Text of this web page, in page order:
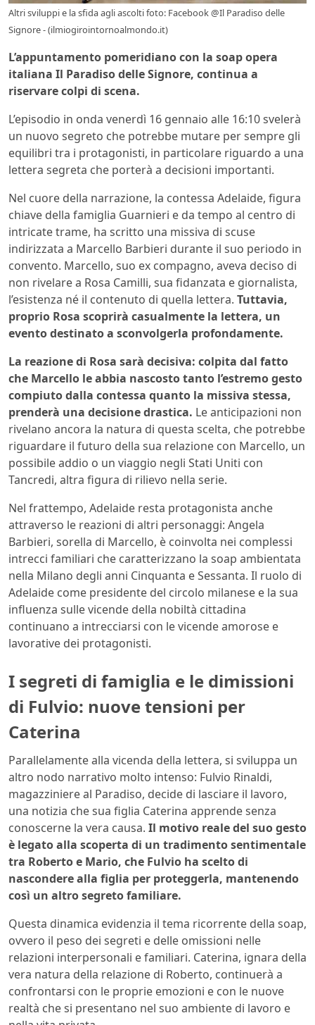
Altri sviluppi e la sfida agli ascolti foto: Facebook @Il Paradiso delle
Signore - (ilmiogirointornoalmondo.it)
L’appuntamento pomeridiano con la soap opera
italiana Il Paradiso delle Signore, continua a
riservare colpi di scena.
L’episodio in onda venerdì 16 gennaio alle 16:10 svelerà
un nuovo segreto che potrebbe mutare per sempre gli
equilibri tra i protagonisti, in particolare riguardo a una
lettera segreta che porterà a decisioni importanti.
Nel cuore della narrazione, la contessa Adelaide, figura
chiave della famiglia Guarnieri e da tempo al centro di
intricate trame, ha scritto una missiva di scuse
indirizzata a Marcello Barbieri durante il suo periodo in
convento. Marcello, suo ex compagno, aveva deciso di
non rivelare a Rosa Camilli, sua fidanzata e giornalista,
l’esistenza né il contenuto di quella lettera. Tuttavia,
proprio Rosa scoprirà casualmente la lettera, un
evento destinato a sconvolgerla profondamente.
La reazione di Rosa sarà decisiva: colpita dal fatto
che Marcello le abbia nascosto tanto l’estremo gesto
compiuto dalla contessa quanto la missiva stessa,
prenderà una decisione drastica. Le anticipazioni non
rivelano ancora la natura di questa scelta, che potrebbe
riguardare il futuro della sua relazione con Marcello, un
possibile addio o un viaggio negli Stati Uniti con
Tancredi, altra figura di rilievo nella serie.
Nel frattempo, Adelaide resta protagonista anche
attraverso le reazioni di altri personaggi: Angela
Barbieri, sorella di Marcello, è coinvolta nei complessi
intrecci familiari che caratterizzano la soap ambientata
nella Milano degli anni Cinquanta e Sessanta. Il ruolo di
Adelaide come presidente del circolo milanese e la sua
influenza sulle vicende della nobiltà cittadina
continuano a intrecciarsi con le vicende amorose e
lavorative dei protagonisti.
I segreti di famiglia e le dimissioni
di Fulvio: nuove tensioni per
Caterina
Parallelamente alla vicenda della lettera, si sviluppa un
altro nodo narrativo molto intenso: Fulvio Rinaldi,
magazziniere al Paradiso, decide di lasciare il lavoro,
una notizia che sua figlia Caterina apprende senza
conoscerne la vera causa. Il motivo reale del suo gesto
è legato alla scoperta di un tradimento sentimentale
tra Roberto e Mario, che Fulvio ha scelto di
nascondere alla figlia per proteggerla, mantenendo
così un altro segreto familiare.
Questa dinamica evidenzia il tema ricorrente della soap,
ovvero il peso dei segreti e delle omissioni nelle
relazioni interpersonali e familiari. Caterina, ignara della
vera natura della relazione di Roberto, continuerà a
confrontarsi con le proprie emozioni e con le nuove
realtà che si presentano nel suo ambiente di lavoro e